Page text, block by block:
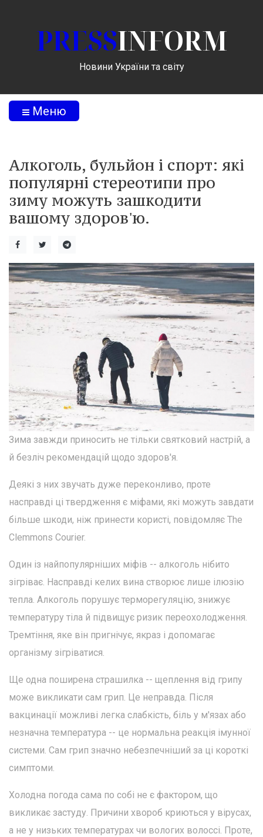
PRESSINFORM
Новини України та світу
Меню
Алкоголь, бульйон і спорт: які
популярні стереотипи про
зиму можуть зашкодити
вашому здоров'ю.
Зима завжди приносить не тільки святковий настрій, а
й безліч рекомендацій щодо здоров'я.
Деякі з них звучать дуже переконливо, проте
насправді ці твердження є міфами, які можуть завдати
більше шкоди, ніж принести користі, повідомляє The
Clemmons Courier.
Один із найпопулярніших міфів -- алкоголь нібито
зігріває. Насправді келих вина створює лише ілюзію
тепла. Алкоголь порушує терморегуляцію, знижує
температуру тіла й підвищує ризик переохолодження.
Тремтіння, яке він пригнічує, якраз і допомагає
організму зігріватися.
Ще одна поширена страшилка -- щеплення від грипу
може викликати сам грип. Це неправда. Після
вакцинації можливі легка слабкість, біль у м'язах або
незначна температура -- це нормальна реакція імунної
системи. Сам грип значно небезпечніший за ці короткі
симптоми.
Холодна погода сама по собі не є фактором, що
викликає застуду. Причини хвороб криються у вірусах,
а не у низьких температурах чи вологих волоссі. Проте,